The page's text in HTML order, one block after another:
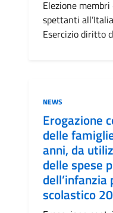
Elezione
spettanti
Esercizio diritto
Categoria:
NEWS
Erogazione
delle
anni, da
delle spese
dell’infanzia
scolastico